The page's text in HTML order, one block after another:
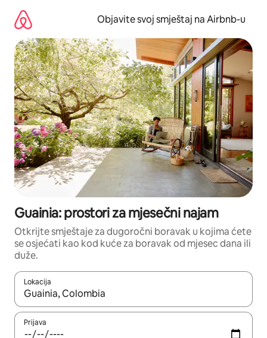
sadržaj
Objavite svoj smještaj na Airbnb-u
Guainia: prostori za mjesečni najam
Otkrijte smještaje za dugoročni boravak u kojima ćete
se osjećati kao kod kuće za boravak od mjesec dana ili
duže.
Lokacija
Kad su rezultati dostupni, možete da se krećete kroz njih
Prijava